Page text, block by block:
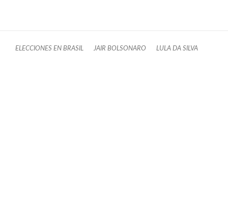
ELECCIONES EN BRASIL JAIR BOLSONARO LULA DA SILVA